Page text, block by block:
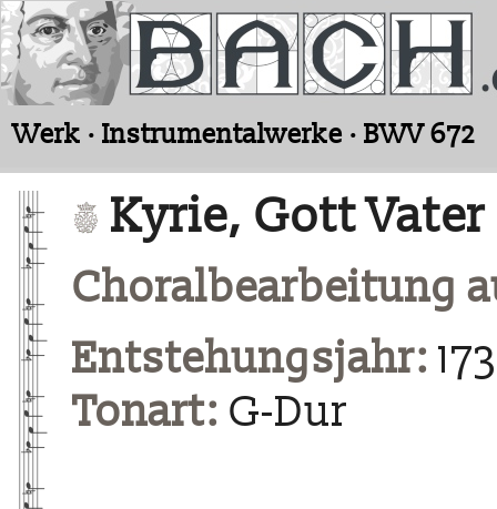
Werk · Instrumentalwerke · BWV 672
Kyrie, Gott
Choralbearbeitung
Entstehungsjahr:
Tonart: G-Dur